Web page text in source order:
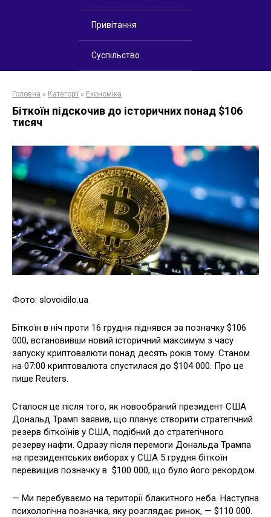
Привітання
Суспільство
Головна » Категорії » Економіка
Біткоїн підскочив до історичних понад $106
тисяч
Фото: slovoidilo.ua
Біткоїн в ніч проти 16 грудня піднявся за позначку $106
000, встановивши новий історичний максимум з часу
запуску криптовалюти понад десять років тому. Станом
на 07:00 криптовалюта спустилася до $104 000. Про це
пише Reuters.
Сталося це після того, як новообраний президент США
Дональд Трамп заявив, що планує створити стратегічний
резерв біткоїнів у США, подібний до стратегічного
резерву нафти. Одразу після перемоги Дональда Трампа
на президентських виборах у США 5 грудня біткоїн
перевищив позначку в $100 000, що було його рекордом.
— Ми перебуваємо на території блакитного неба. Наступна
психологічна позначка, яку розглядає ринок, — $110 000.